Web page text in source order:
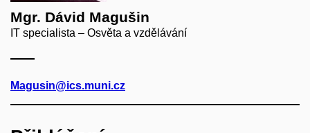
Mgr. Dávid Magušin
IT specialista – Osvěta a vzdělávání
Magusin@ics.muni.cz